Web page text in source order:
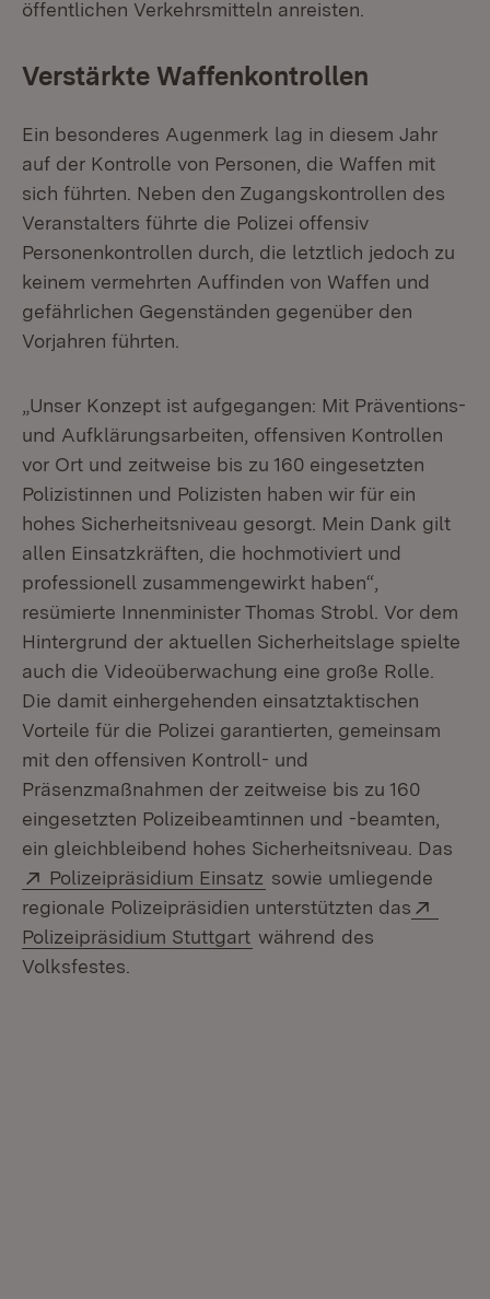
öffentlichen Verkehrsmitteln anreisten.
Verstärkte Waffenkontrollen
Ein besonderes Augenmerk lag in diesem Jahr
auf der Kontrolle von Personen, die Waffen mit
sich führten. Neben den Zugangskontrollen des
Veranstalters führte die Polizei offensiv
Personenkontrollen durch, die letztlich jedoch zu
keinem vermehrten Auffinden von Waffen und
gefährlichen Gegenständen gegenüber den
Vorjahren führten.
„Unser Konzept ist aufgegangen: Mit Präventions-
und Aufklärungsarbeiten, offensiven Kontrollen
vor Ort und zeitweise bis zu 160 eingesetzten
Polizistinnen und Polizisten haben wir für ein
hohes Sicherheitsniveau gesorgt. Mein Dank gilt
allen Einsatzkräften, die hochmotiviert und
professionell zusammengewirkt haben“,
resümierte Innenminister Thomas Strobl. Vor dem
Hintergrund der aktuellen Sicherheitslage spielte
auch die Videoüberwachung eine große Rolle.
Die damit einhergehenden einsatztaktischen
Vorteile für die Polizei garantierten, gemeinsam
mit den offensiven Kontroll- und
Präsenzmaßnahmen der zeitweise bis zu 160
eingesetzten Polizeibeamtinnen und -beamten,
ein gleichbleibend hohes Sicherheitsniveau. Das
Extern:
Polizeipräsidium Einsatz (Öffnet in neuem
sowie umliegende
regionale Polizeipräsidien unterstützten das
Polizeipräsidium Stuttgart (Öffnet in neuem Fenster)
während des
Volksfestes.